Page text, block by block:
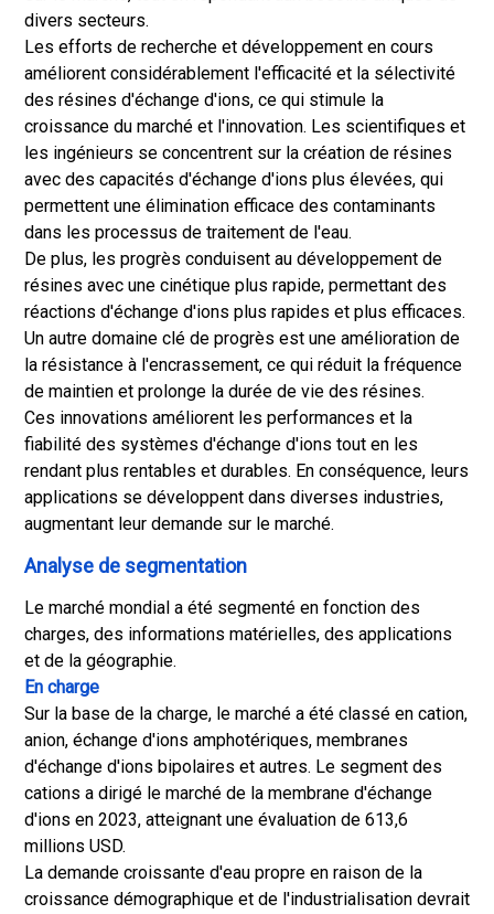
divers secteurs.
Les efforts de recherche et développement en cours
améliorent considérablement l'efficacité et la sélectivité
des résines d'échange d'ions, ce qui stimule la
croissance du marché et l'innovation. Les scientifiques et
les ingénieurs se concentrent sur la création de résines
avec des capacités d'échange d'ions plus élevées, qui
permettent une élimination efficace des contaminants
dans les processus de traitement de l'eau.
De plus, les progrès conduisent au développement de
résines avec une cinétique plus rapide, permettant des
réactions d'échange d'ions plus rapides et plus efficaces.
Un autre domaine clé de progrès est une amélioration de
la résistance à l'encrassement, ce qui réduit la fréquence
de maintien et prolonge la durée de vie des résines.
Ces innovations améliorent les performances et la
fiabilité des systèmes d'échange d'ions tout en les
rendant plus rentables et durables. En conséquence, leurs
applications se développent dans diverses industries,
augmentant leur demande sur le marché.
Analyse de segmentation
Le marché mondial a été segmenté en fonction des
charges, des informations matérielles, des applications
et de la géographie.
En charge
Sur la base de la charge, le marché a été classé en cation,
anion, échange d'ions amphotériques, membranes
d'échange d'ions bipolaires et autres. Le segment des
cations a dirigé le marché de la membrane d'échange
d'ions en 2023, atteignant une évaluation de 613,6
millions USD.
La demande croissante d'eau propre en raison de la
croissance démographique et de l'industrialisation devrait